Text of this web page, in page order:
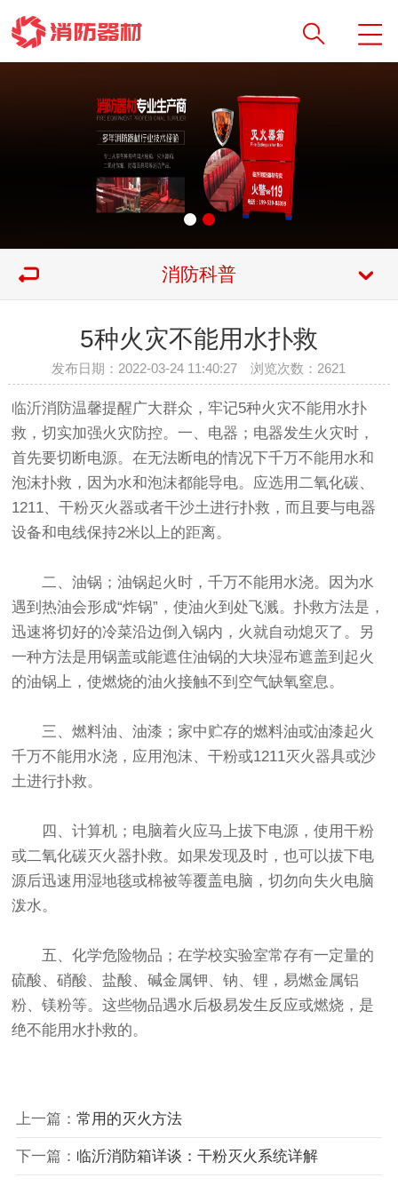
消防科普
5种火灾不能用水扑救
发布日期：2022-03-24 11:40:27 浏览次数： 2621
临沂消防温馨提醒广大群众，牢记5种火灾不能用水扑
救，切实加强火灾防控。一、电器；电器发生火灾时，
首先要切断电源。在无法断电的情况下千万不能用水和
泡沫扑救，因为水和泡沫都能导电。应选用二氧化碳、
1211、干粉灭火器或者干沙土进行扑救，而且要与电器
设备和电线保持2米以上的距离。
二、油锅；油锅起火时，千万不能用水浇。因为水
遇到热油会形成“炸锅”，使油火到处飞溅。扑救方法是，
迅速将切好的冷菜沿边倒入锅内，火就自动熄灭了。另
一种方法是用锅盖或能遮住油锅的大块湿布遮盖到起火
的油锅上，使燃烧的油火接触不到空气缺氧窒息。
三、燃料油、油漆；家中贮存的燃料油或油漆起火
千万不能用水浇，应用泡沫、干粉或1211灭火器具或沙
土进行扑救。
四、计算机；电脑着火应马上拔下电源，使用干粉
或二氧化碳 灭火器扑救。如果发现及时，也可以拔下电
源后迅速用湿地毯或棉被等覆盖电脑，切勿向失火电脑
泼水。
五、化学危险物品；在学校实验室常存有一定量的
硫酸、硝酸、盐酸、碱金属钾、钠、锂，易燃金属铝
粉、镁粉等。这些物品遇水后极易发生反应或燃烧，是
绝不能用水扑救的。
上一篇： 常用的灭火方法
下一篇： 临沂消防箱详谈：干粉灭火系统详解